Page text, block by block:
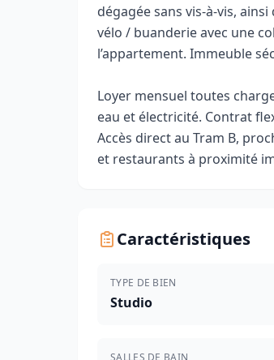
dégagée sans vis-à-vis,
vélo / buanderie avec une
l’appartement. Immeuble
Loyer mensuel toutes
eau et électricité. Contrat
Accès direct au Tram B,
et restaurants à proximité
Caractéristiques
TYPE DE BIEN
Studio
SALLES DE BAIN